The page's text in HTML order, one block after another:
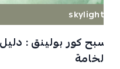
كور بولينق : دليل